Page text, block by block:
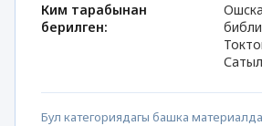
Ким тарабынан
берилген:
Бул категориядагы башка